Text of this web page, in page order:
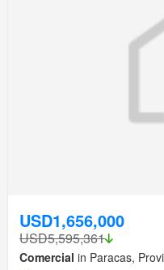
USD1,656,000
USD5,595,361
Comercial in Paracas,